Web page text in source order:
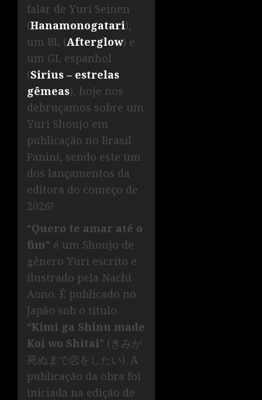
falar de Yuri Seinen
(Hanamonogatari),
um BL (Afterglow) e
um GL espanhol
(Sirius – estrelas
gêmeas), hoje nos
debruçamos sobre um
Yuri Shoujo em
publicação no Brasil
Panini, sendo este um
dos lançamentos da
editora do começo de
2026!
“Quero te amar até o
fim” é um Shoujo de
gênero Yuri escrito e
ilustrado pela Nachi
Aono. É publicado no
Japão sob o título
“Kimi ga Shinu made
Koi wo Shitai” (きみが
死ぬまで恋をしたい). A
publicação da obra foi
iniciada na edição de